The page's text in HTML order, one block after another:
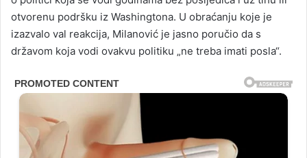
otvorenu podršku iz Washingtona. U obraćanju koje je
izazvalo val reakcija, Milanović je jasno poručio da s
državom koja vodi ovakvu politiku „ne treba imati posla“.